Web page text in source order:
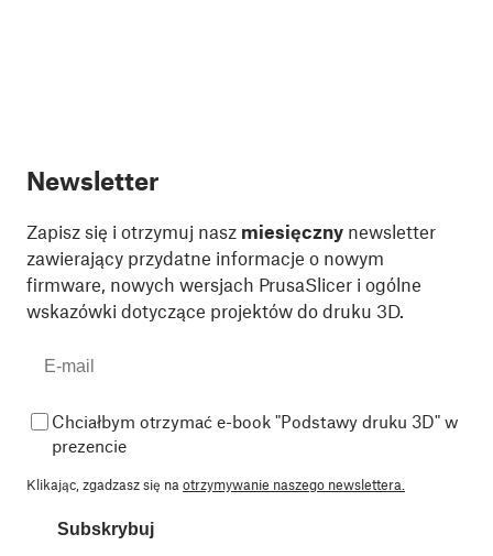
Newsletter
Zapisz się i otrzymuj nasz miesięczny newsletter
zawierający przydatne informacje o nowym
firmware, nowych wersjach PrusaSlicer i ogólne
wskazówki dotyczące projektów do druku 3D.
Chciałbym otrzymać e-book "Podstawy druku 3D" w
prezencie
Klikając, zgadzasz się na otrzymywanie naszego newslettera.
Subskrybuj